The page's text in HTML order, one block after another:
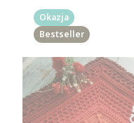
Okazja
Bestseller